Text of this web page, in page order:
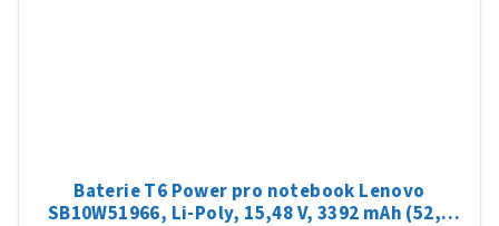
Baterie T6 Power pro notebook Lenovo
SB10W51966, Li-Poly, 15,48 V, 3392 mAh (52,5